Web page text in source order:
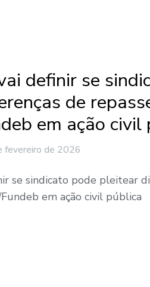
definir se
de
em ação civil
fevereiro de 2026
se sindicato pode pleitear
em ação civil pública